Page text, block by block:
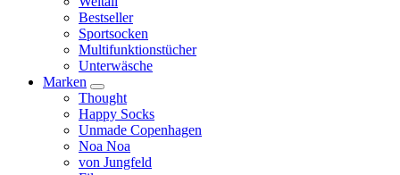
Bestseller
Sportsocken
Multifunktionstücher
Unterwäsche
Marken
Thought
Happy Socks
Unmade Copenhagen
Noa Noa
von Jungfeld